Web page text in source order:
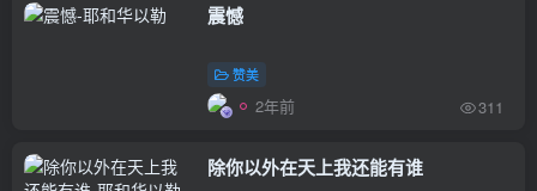
震憾
赞美
2年前 311
除你以外在天上我还能有谁